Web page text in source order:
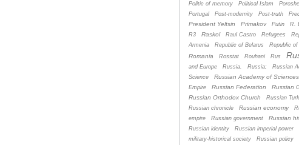
Politic of memory
Political Islam
Portugal
Post-modernity Post-truth
President Yeltsin Primakov Putin
R.
R3
Raskol Raul Castro Refugees
Armenia
Republic of Belarus Republic of
Romania Rosstat Rouhani Rus
and Europe
Russia. Russia;
Russian
Science
Russian Academy of Sciences
Empire
Russian Federation
Russian
Russian Orthodox Church
Russian
Russian chronicle
Russian economy
empire
Russian government Russian
Russian identity Russian imperial power
military-historical society
Russian policy